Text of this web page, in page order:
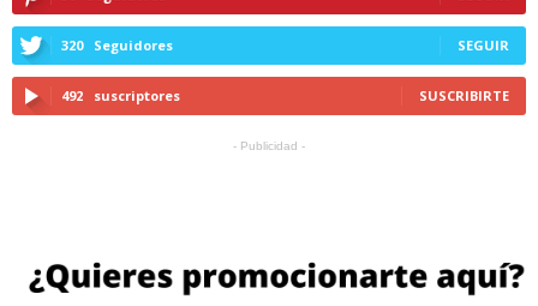
320 Seguidores SEGUIR
492 suscriptores SUSCRIBIRTE
- Publicidad -